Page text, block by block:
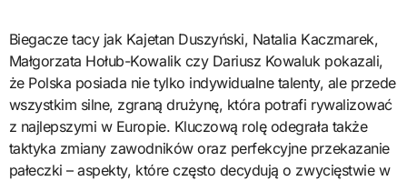
Biegacze tacy jak Kajetan Duszyński, Natalia Kaczmarek,
Małgorzata Hołub-Kowalik czy Dariusz Kowaluk pokazali,
że Polska posiada nie tylko indywidualne talenty, ale przede
wszystkim silne, zgraną drużynę, która potrafi rywalizować
z najlepszymi w Europie. Kluczową rolę odegrała także
taktyka zmiany zawodników oraz perfekcyjne przekazanie
pałeczki – aspekty, które często decydują o zwycięstwie w